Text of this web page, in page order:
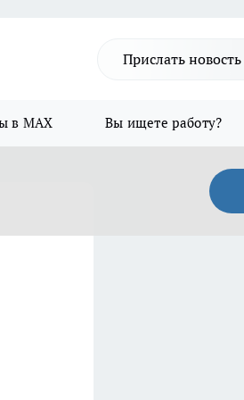
Прислать новость
в MAX Вы ищете работу?